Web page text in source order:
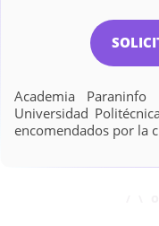
Academia
Universidad
encomendados por la